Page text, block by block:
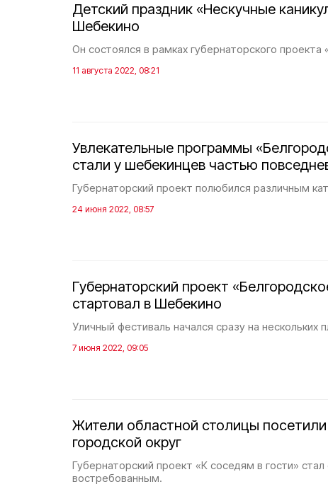
Детский праздник «Нескучные
Шебекино
Он состоялся в рамках губернаторского проекта
11 августа 2022, 08:21
Увлекательные программы
стали у шебекинцев частью
Губернаторский проект полюбился различным
24 июня 2022, 08:57
Губернаторский проект
стартовал в Шебекино
Уличный фестиваль начался сразу на нескольких
7 июня 2022, 09:05
Жители областной столицы
городской округ
Губернаторский проект «К соседям в гости» стал
востребованным.